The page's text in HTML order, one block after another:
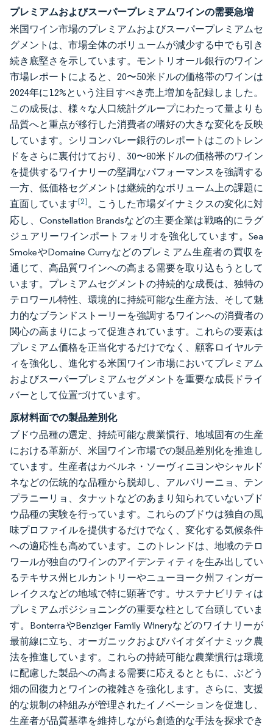
プレミアムおよびスーパープレミアムワインの需要急増
米国ワイン市場のプレミアムおよびスーパープレミアムセ
グメントは、市場全体のボリュームが減少する中でも引き
続き底堅さを示しています。モントリオール銀行のワイン
市場レポートによると、20〜50米ドルの価格帯のワインは
2024年に12%という注目すべき売上増加を記録しました。
この成長は、様々な人口統計グループにわたって量よりも
品質へと重点が移行した消費者の嗜好の大きな変化を反映
しています。シリコンバレー銀行のレポートはこのトレン
ドをさらに裏付けており、30〜80米ドルの価格帯のワイン
を提供するワイナリーの堅調なパフォーマンスを強調する
一方、低価格セグメントは継続的なボリューム上の課題に
直面しています[2]。こうした市場ダイナミクスの変化に対
応し、Constellation Brandsなどの主要企業は戦略的にラグ
ジュアリーワインポートフォリオを強化しています。Sea
SmokeやDomaine Curryなどのプレミアム生産者の買収を
通じて、高品質ワインへの高まる需要を取り込もうとして
います。プレミアムセグメントの持続的な成長は、独特の
テロワール特性、環境的に持続可能な生産方法、そして魅
力的なブランドストーリーを強調するワインへの消費者の
関心の高まりによって促進されています。これらの要素は
プレミアム価格を正当化するだけでなく、顧客ロイヤルテ
ィを強化し、進化する米国ワイン市場においてプレミアム
およびスーパープレミアムセグメントを重要な成長ドライ
バーとして位置づけています。
原材料面での製品差別化
ブドウ品種の選定、持続可能な農業慣行、地域固有の生産
における革新が、米国ワイン市場での製品差別化を推進し
ています。生産者はカベルネ・ソーヴィニヨンやシャルド
ネなどの伝統的な品種から脱却し、アルバリーニョ、テン
プラニーリョ、タナットなどのあまり知られていないブド
ウ品種の実験を行っています。これらのブドウは独自の風
味プロファイルを提供するだけでなく、変化する気候条件
への適応性も高めています。このトレンドは、地域のテロ
ワールが独自のワインのアイデンティティを生み出してい
るテキサス州ヒルカントリーやニューヨーク州フィンガー
レイクスなどの地域で特に顕著です。サステナビリティは
プレミアムポジショニングの重要な柱として台頭していま
す。BonterraやBenziger Family Wineryなどのワイナリーが
最前線に立ち、オーガニックおよびバイオダイナミック農
法を推進しています。これらの持続可能な農業慣行は環境
に配慮した製品への高まる需要に応えるとともに、ぶどう
畑の回復力とワインの複雑さを強化します。さらに、支援
的な規制の枠組みが管理されたイノベーションを促進し、
生産者が品質基準を維持しながら創造的な手法を探求でき